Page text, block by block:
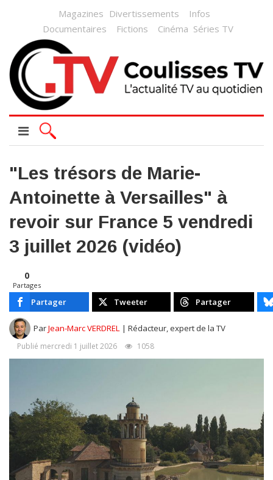
Magazines Divertissements
Infos
Documentaires
Fictions Cinéma Séries TV
"Les trésors de Marie-
Antoinette à Versailles" à
revoir sur France 5 vendredi
3 juillet 2026 (vidéo)
0
Partages
Partager Tweeter Partager
ParJean-Marc VERDREL | Rédacteur, expert de la TV
Publié mercredi 1 juillet 2026 1058